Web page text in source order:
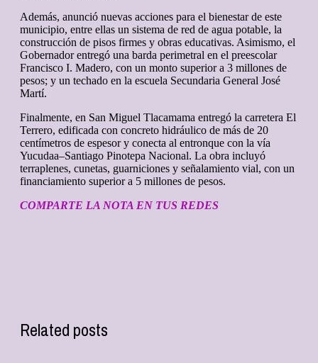
Además, anunció nuevas acciones para el bienestar de este
municipio, entre ellas un sistema de red de agua potable, la
construcción de pisos firmes y obras educativas. Asimismo, el
Gobernador entregó una barda perimetral en el preescolar
Francisco I. Madero, con un monto superior a 3 millones de
pesos; y un techado en la escuela Secundaria General José
Martí.
Finalmente, en San Miguel Tlacamama entregó la carretera El
Terrero, edificada con concreto hidráulico de más de 20
centímetros de espesor y conecta al entronque con la vía
Yucudaa–Santiago Pinotepa Nacional. La obra incluyó
terraplenes, cunetas, guarniciones y señalamiento vial, con un
financiamiento superior a 5 millones de pesos.
COMPARTE LA NOTA EN TUS REDES
Related posts